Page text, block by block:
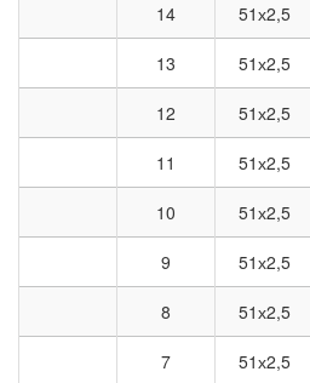
14 51х2,5
13 51х2,5
12 51х2,5
11 51х2,5
10 51х2,5
9 51х2,5
8 51х2,5
7 51х2,5